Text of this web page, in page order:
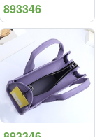
893346